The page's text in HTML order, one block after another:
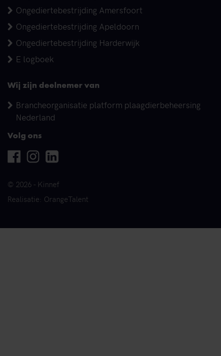
Ongediertebestrijding Amersfoort
Ongediertebestrijding Apeldoorn
Ongediertebestrijding Harderwijk
E logboek
Wij zijn deelnemer van
Brancheorganisatie platform plaagdierbeheersing
Nederland
Volg ons
Facebook
InstagramLinkedin
© 2026 - Kinnef
Realisatie: OrangeTalent